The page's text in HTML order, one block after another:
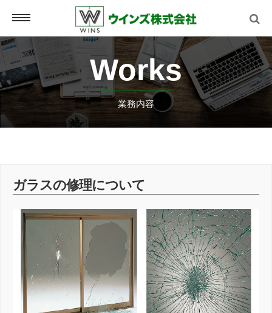
ホーム
home
商品一覧
仕事内容
works
Works
業務内容
ガラスの修理について